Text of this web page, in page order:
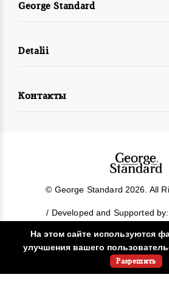
George Standard
Detalii
Контакты
© George Standard 2026. All
/ Developed and Supported by:
На этом сайте используются
улучшения вашего
Разрешить